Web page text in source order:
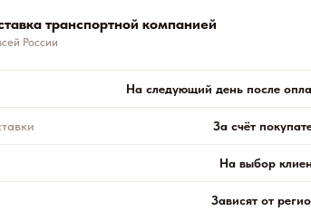
транспортной компанией
России
На следующий день после
За счёт
На выбор
Зависят от